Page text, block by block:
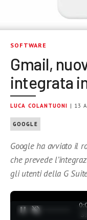
SOFTWARE
Gmail,
integrata
LUCA COLANTUONI | 13
GOOGLE
Google ha avviato il
che prevede
gli utenti della G